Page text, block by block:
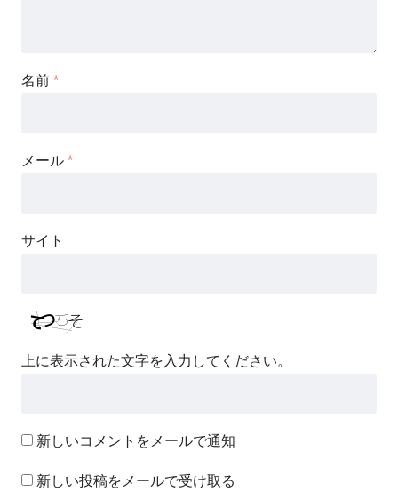
名前 *
メール *
サイト
上に表示された文字を入力してください。
新しいコメントをメールで通知
新しい投稿をメールで受け取る